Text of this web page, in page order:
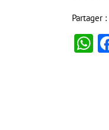
Partager :